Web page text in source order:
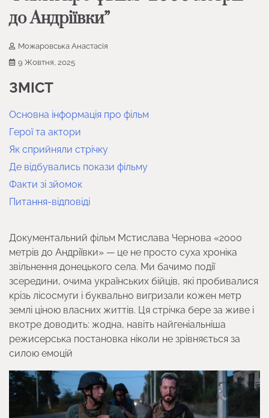
до Андріївки”
Можаровська Анастасія
9 Жовтня, 2025
ЗМІСТ
Основна інформація про фільм
Герої та актори
Як сприйняли стрічку
Де відбувались покази фільму
Факти зі зйомок
Питання-відповіді
Документальний фільм Мстислава Чернова «2000
метрів до Андріївки» — це не просто суха хроніка
звільнення донецького села. Ми бачимо події
зсередини, очима українських бійців, які пробивалися
крізь лісосмуги і буквально вигризали кожен метр
землі ціною власних життів. Ця стрічка бере за живе і
вкотре доводить: жодна, навіть найгеніальніша
режисерська постановка ніколи не зрівняється за
силою емоцій